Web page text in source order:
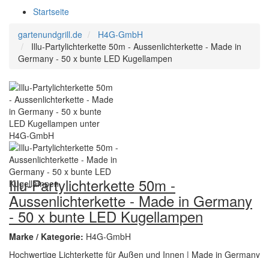
Startseite
gartenundgrill.de
H4G-GmbH
Illu-Partylichterkette 50m - Aussenlichterkette - Made in
Germany - 50 x bunte LED Kugellampen
Illu-Partylichterkette 50m -
Aussenlichterkette - Made in Germany
- 50 x bunte LED Kugellampen
Marke / Kategorie: H4G-GmbH
Hochwertige Lichterkette für Außen und Innen | Made in Germany